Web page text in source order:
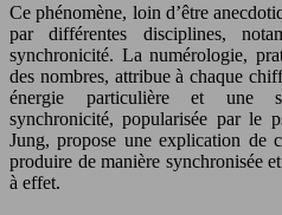
Ce phénomène, loin d’être
par différentes disciplines,
synchronicité. La numérologie,
des nombres, attribue à chaque
énergie particulière et une
synchronicité, popularisée par le
Jung, propose une explication de
produire de manière synchronisée
à effet.